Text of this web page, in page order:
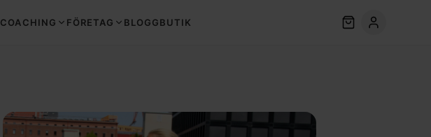
COACHING FÖRETAG BLOGGBUTIK